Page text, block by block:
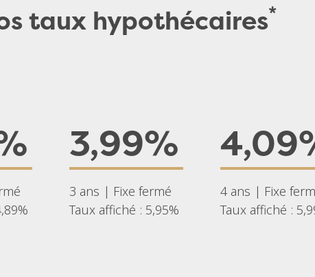
taux hypothécaires*
3,99%
3 ans | Fixe fermé
Taux affiché : 5,95%
4 ans | Fixe
Taux affiché :